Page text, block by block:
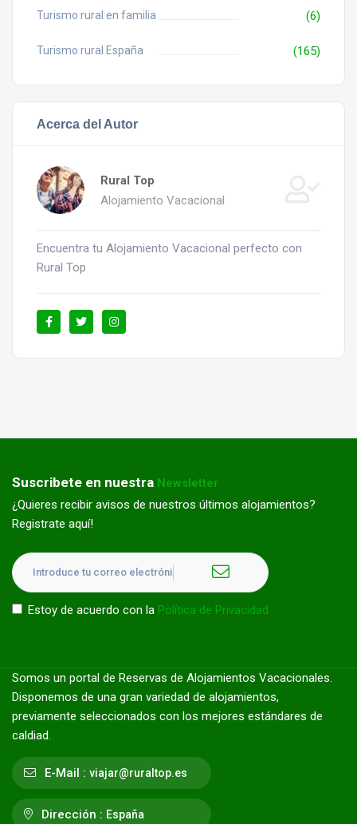
Turismo rural en familia (6)
Turismo rural España (165)
Acerca del Autor
Rural Top
Alojamiento Vacacional
Encuentra tu Alojamiento Vacacional perfecto con
Rural Top
Suscribete en nuestra Newsletter
¿Quieres recibir avisos de nuestros últimos alojamientos?
Registrate aquí!
Estoy de acuerdo con la Política de Privacidad
Somos un portal de Reservas de Alojamientos Vacacionales.
Disponemos de una gran variedad de alojamientos,
previamente seleccionados con los mejores estándares de
caldiad.
E-Mail : viajar@ruraltop.es
Dirección : España